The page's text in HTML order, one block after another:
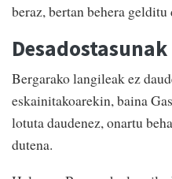
beraz, bertan behera gelditu
Desadostasunak
Bergarako langileak ez
eskainitakoarekin, baina
lotuta daudenez, onartu
dutena.